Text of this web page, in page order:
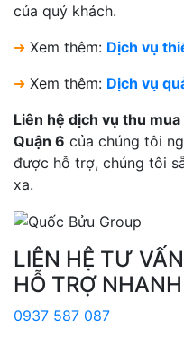
của quý khách.
➜ Xem thêm: Dịch vụ
➜ Xem thêm: Dịch vụ
Liên hệ dịch vụ thu
Quận 6 của chúng tôi
được hỗ trợ, chúng tôi
xa.
LIÊN HỆ TƯ
HỖ TRỢ NHANH
0937 587 087